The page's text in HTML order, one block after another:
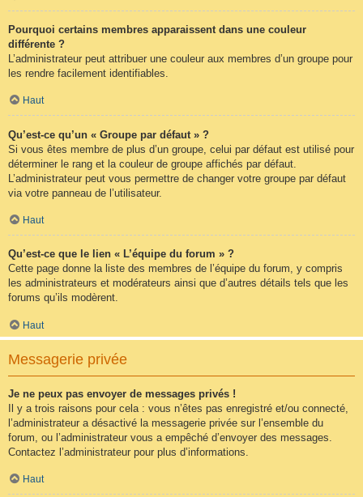
Pourquoi certains membres apparaissent dans une couleur
différente ?
L’administrateur peut attribuer une couleur aux membres d’un groupe pour
les rendre facilement identifiables.
Haut
Qu’est-ce qu’un « Groupe par défaut » ?
Si vous êtes membre de plus d’un groupe, celui par défaut est utilisé pour
déterminer le rang et la couleur de groupe affichés par défaut.
L’administrateur peut vous permettre de changer votre groupe par défaut
via votre panneau de l’utilisateur.
Haut
Qu’est-ce que le lien « L’équipe du forum » ?
Cette page donne la liste des membres de l’équipe du forum, y compris
les administrateurs et modérateurs ainsi que d’autres détails tels que les
forums qu’ils modèrent.
Haut
Messagerie privée
Je ne peux pas envoyer de messages privés !
Il y a trois raisons pour cela : vous n’êtes pas enregistré et/ou connecté,
l’administrateur a désactivé la messagerie privée sur l’ensemble du
forum, ou l’administrateur vous a empêché d’envoyer des messages.
Contactez l’administrateur pour plus d’informations.
Haut